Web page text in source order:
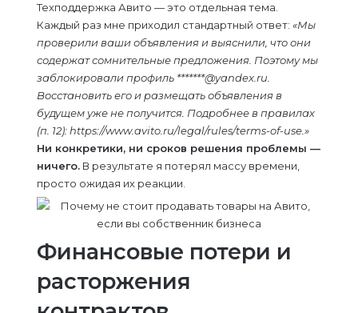
Техподдержка Авито — это отдельная тема.
Каждый раз мне приходил стандартный ответ: «Мы
проверили ваши объявления и выяснили, что они
содержат сомнительные предложения. Поэтому мы
заблокировали профиль *******@yandex.ru.
Восстановить его и размещать объявления в
будущем уже не получится. Подробнее в правилах
(п. 12): https://www.avito.ru/legal/rules/terms-of-use.»
Ни конкретики, ни сроков решения проблемы —
ничего. В результате я потерял массу времени,
просто ожидая их реакции.
Финансовые потери и
расторжения